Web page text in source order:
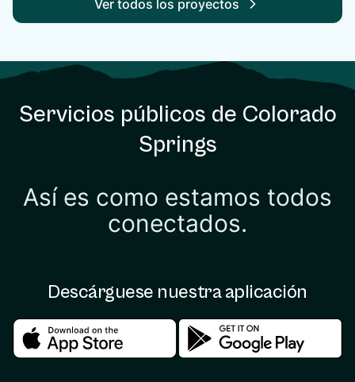
Ver todos los proyectos
Servicios públicos de Colorado
Springs
Así es como estamos todos
conectados.
Descárguese nuestra aplicación
Download in the apple storeDownload in the